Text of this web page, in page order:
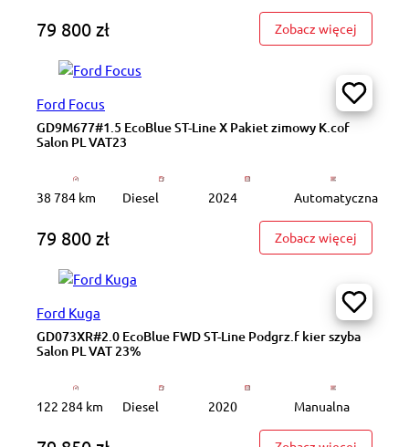
79 800 zł Zobacz więcej
Ford Focus
GD9M677#1.5 EcoBlue ST-Line X Pakiet zimowy K.cof
Salon PL VAT23
38 784 km Diesel 2024 Automatyczna
79 800 zł Zobacz więcej
Ford Kuga
GD073XR#2.0 EcoBlue FWD ST-Line Podgrz.f kier szyba
Salon PL VAT 23%
122 284 km Diesel 2020 Manualna